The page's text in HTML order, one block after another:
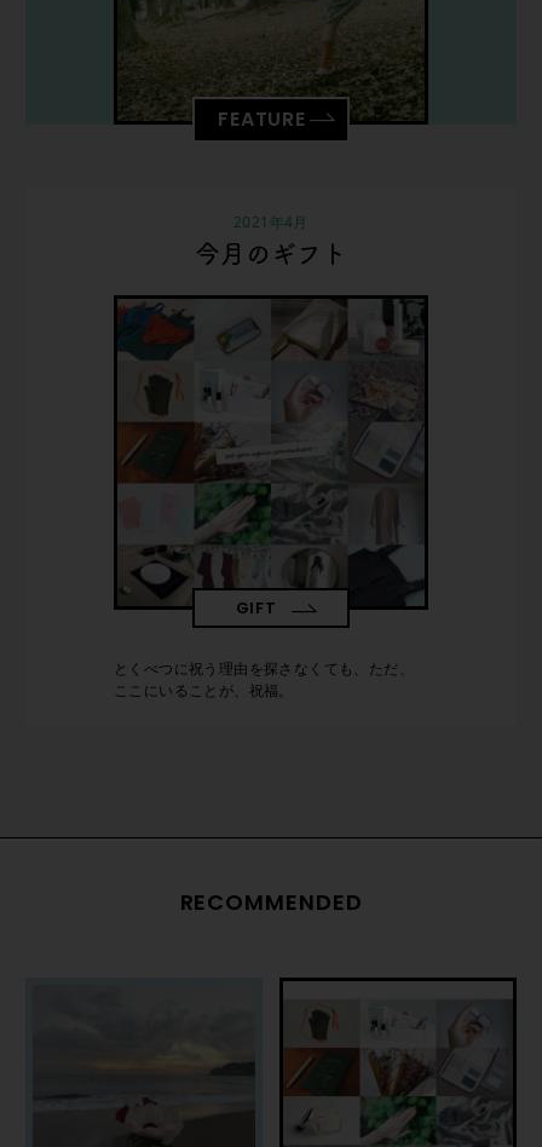
FEATURE
2021年4月
今月のギフト
GIFT
とくべつに祝う理由を探さなくても、ただ、
ここにいることが、祝福。
RECOMMENDED